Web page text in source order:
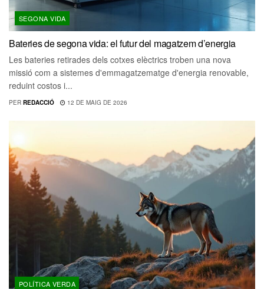
SEGONA VIDA
Bateries de segona vida: el futur del magatzem d’energia
Les bateries retirades dels cotxes elèctrics troben una nova
missió com a sistemes d'emmagatzematge d'energia renovable,
reduint costos i...
PER REDACCIÓ 12 DE MAIG DE 2026
POLÍTICA VERDA